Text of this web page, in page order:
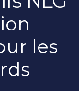
les